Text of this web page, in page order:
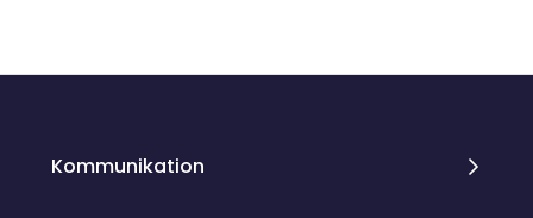
Kommunikation